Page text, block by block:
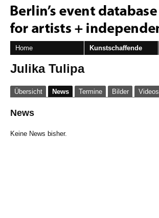
Home Kunstschaffende
Julika Tulipa
Übersicht News Termine Bilder Videos
News
Keine News bisher.